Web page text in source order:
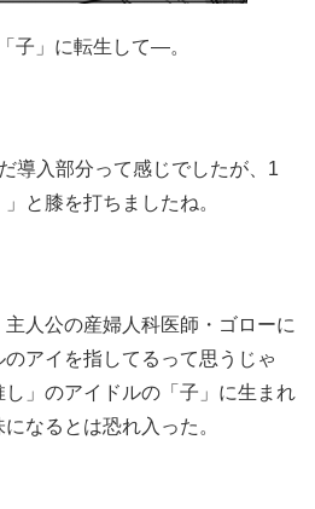
子」に転生して―。
導入部分って感じでしたが、1
と膝を打ちましたね。
人公の産婦人科医師・ゴローに
アイを指してるって思うじゃ
」のアイドルの「子」に生まれ
なるとは恐れ入った。